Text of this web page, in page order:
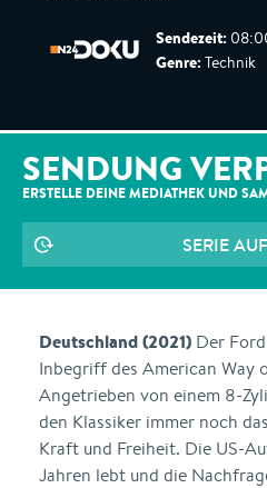
Sendezeit:
Genre: Technik
SENDUNG
ERSTELLE DEINE MEDIATHEK UND
SERIE
Deutschland (2021) Der
Inbegriff des American Way
Angetrieben von einem 8-
den Klassiker immer noch
Kraft und Freiheit. Die US-
Jahren lebt und die